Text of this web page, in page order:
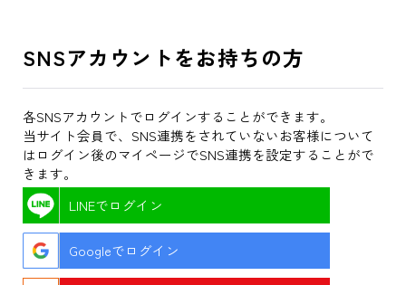
SNSアカウントをお持ちの方
各SNSアカウントでログインすることができます。
当サイト会員で、SNS連携をされていないお客様について
はログイン後のマイページでSNS連携を設定することがで
きます。
LINEでログイン
Googleでログイン